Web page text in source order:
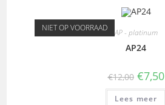
NIET OP VOORRAAD AP - platinum
AP24
€12,00 €7,50
Lees meer